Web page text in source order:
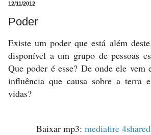
12/11/2012
Poder
Existe um poder que está além
disponível a um grupo de pessoas
Que poder é esse? De onde ele vem
influência que causa sobre a terra
vidas?
Baixar mp3:mediafire 4shared